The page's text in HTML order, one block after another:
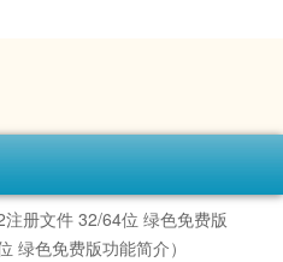
册文件 32/64位 绿色免费版
绿色免费版功能简介）